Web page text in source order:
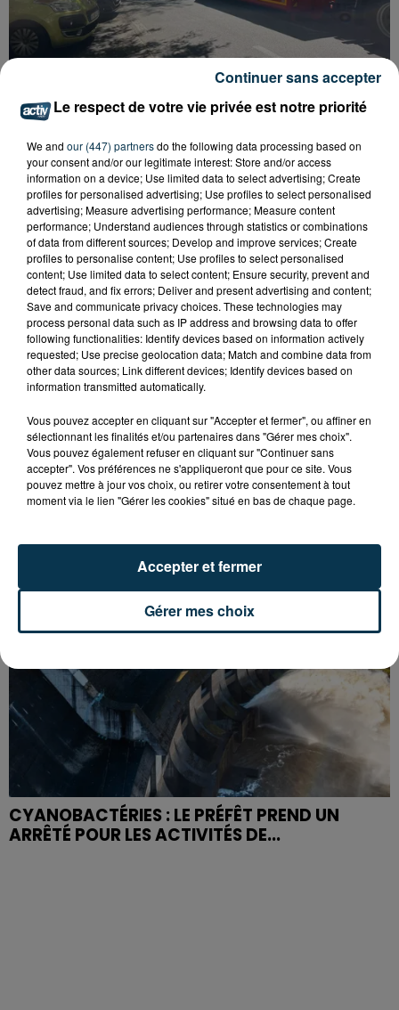
SAINT-ETIENNE : DÉPART DE FEU RUE ROGER
SALENGRO, LE SECTEUR À ÉVITER
ASSE : UN COMMUNIQUÉ COMMUN POUR
DEMANDER LE DÉPART DE PIERRE EKWAH
CYANOBACTÉRIES : LE PRÉFÊT PREND UN
ARRÊTÉ POUR LES ACTIVITÉS DE...
Le respect de votre vie privée est notre priorité
We and our (447) partnersdo the following data processing based on
your consent and/or our legitimate interest: Store and/or access
information on a device; Use limited data to select advertising; Create
profiles for personalised advertising; Use profiles to select personalised
advertising; Measure advertising performance; Measure content
performance; Understand audiences through statistics or combinations
of data from different sources; Develop and improve services; Create
profiles to personalise content; Use profiles to select personalised
content; Use limited data to select content; Ensure security, prevent and
detect fraud, and fix errors; Deliver and present advertising and content;
Save and communicate privacy choices. These technologies may
process personal data such as IP address and browsing data to offer
following functionalities: Identify devices based on information actively
requested; Use precise geolocation data; Match and combine data from
other data sources; Link different devices; Identify devices based on
information transmitted automatically.
Vous pouvez accepter en cliquant sur "Accepter et fermer", ou affiner en
sélectionnant les finalités et/ou partenaires dans "Gérer mes choix".
Vous pouvez également refuser en cliquant sur "Continuer sans
accepter". Vos préférences ne s'appliqueront que pour ce site. Vous
pouvez mettre à jour vos choix, ou retirer votre consentement à tout
moment via le lien "Gérer les cookies" situé en bas de chaque page.
Gérer mes choix
Accepter et fermer
Continuer sans accepter